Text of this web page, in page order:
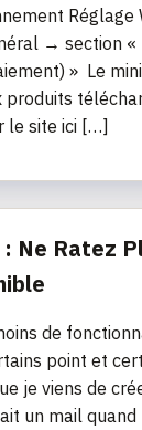
Réglage
→ section «
» Le
produits
le site ici […]
Ne Ratez
de
point et
je viens de
un mail